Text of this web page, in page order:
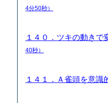
4分50秒）
１４０．ツキの動き
40秒）
１４１．Ａ雀頭を意